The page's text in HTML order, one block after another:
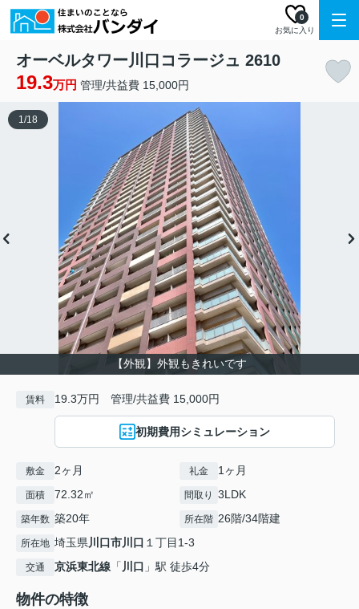
お気に入り
0
オーベルタワー川口コラージュ 2610
19.3万円 管理/共益費 15,000円
【外観】外観もきれいです
1/18
賃料 19.3万円 管理/共益費 15,000円
初期費用シミュレーション
敷金 2ヶ月 礼金 1ヶ月
面積 72.32㎡ 間取り 3LDK
築年数 築20年 所在階 26階/34階建
所在地 埼玉県川口市川口 １丁目1-3
交通 京浜東北線 「 川口 」駅 徒歩4分
物件の特徴